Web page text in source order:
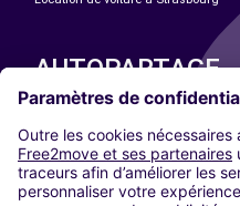
AUTOPARTAGE
Paris
Madrid
Washington DC
Milan